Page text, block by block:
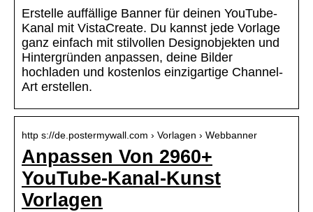
Erstelle auffällige Banner für deinen YouTube-
Kanal mit VistaCreate. Du kannst jede Vorlage
ganz einfach mit stilvollen Designobjekten und
Hintergründen anpassen, deine Bilder
hochladen und kostenlos einzigartige Channel-
Art erstellen.
http s://de.postermywall.com › Vorlagen › Webbanner
Anpassen Von 2960+
YouTube-Kanal-Kunst
Vorlagen